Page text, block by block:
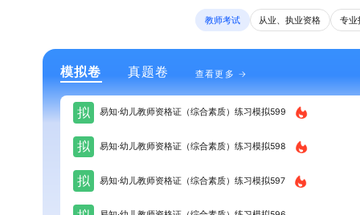
教师考试 从业、执业资格 专业
模拟卷 真题卷 查看更多
拟 易知·幼儿教师资格证（综合素质）练习模拟599
拟 易知·幼儿教师资格证（综合素质）练习模拟598
拟 易知·幼儿教师资格证（综合素质）练习模拟597